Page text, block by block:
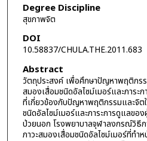
Degree Discipline
สุขภาพจิต
DOI
10.58837/CHULA.THE.2011.683
Abstract
วัตถุประสงค์ เพื่อศึกษาปัญหาพฤติกรร
สมองเสื่อมชนิดอัลไซม์เมอร์และภาร
ที่เกี่ยวข้องกับปัญหาพฤติกรรมและจิต
ชนิดอัลไซม์เมอร์และภาระการดูแลข
ป่วยนอก โรงพยาบาลจุฬาลงกรณ์วิธี
ภาวะสมองเสื่อมชนิดอัลไซม์เมอร์ที่ทำ